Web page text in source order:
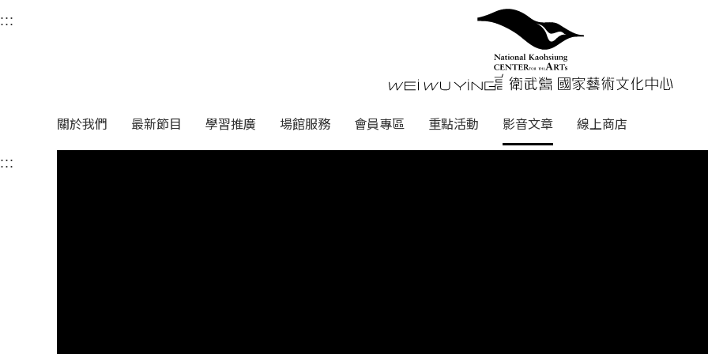
衛武營國家藝術文化中心
中央內容區塊，為本頁主要內容區。
::: 衛武營國家藝術文
關於我們 最新節目 學習推廣 場館服務 會員專區 重點活動 影音文章 線上商店
:::